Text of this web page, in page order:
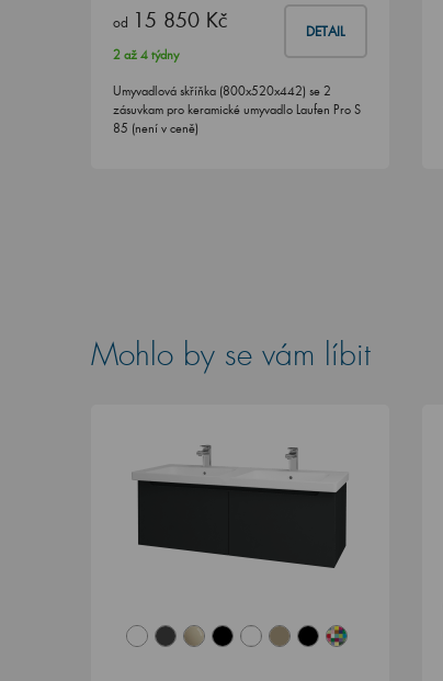
od 15 850 Kč DETAIL
2 až 4 týdny
Umyvadlová skříňka (800x520x442) se 2
zásuvkam pro keramické umyvadlo Laufen Pro S
85 (není v ceně)
Mohlo by se vám líbit